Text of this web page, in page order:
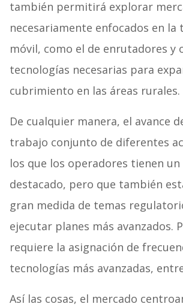
también permitirá explorar
necesariamente enfocados en la
móvil, como el de enrutadores y
tecnologías necesarias para
cubrimiento en las áreas rurales.
De cualquier manera, el avance
trabajo conjunto de diferentes
los que los operadores tienen
destacado, pero que también
gran medida de temas
ejecutar planes más avanzados.
requiere la asignación de
tecnologías más avanzadas,
Así las cosas, el mercado